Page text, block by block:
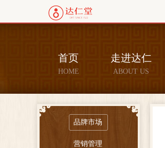
首页
HOME
走进达仁
ABOUT US
品牌市场
营销管理